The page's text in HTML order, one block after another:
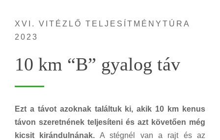
XVI. VITÉZLŐ TELJESÍTMÉNYTÚRA
2023
10 km “B” gyalog táv
Ezt a távot azoknak találtuk ki, akik 10 km kenus
távon szeretnének teljesíteni és azt követően még
kicsit kirándulnának. A stégnél van a rajt és az